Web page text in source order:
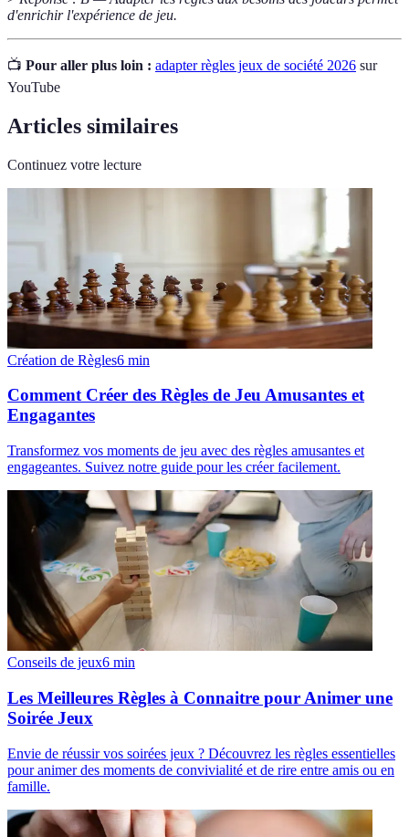
d'enrichir l'expérience de jeu.
📺 Pour aller plus loin : adapter règles jeux de société 2026 sur
YouTube
Articles similaires
Continuez votre lecture
Création de Règles6 min
Comment Créer des Règles de Jeu Amusantes et
Engagantes
Transformez vos moments de jeu avec des règles amusantes et
engageantes. Suivez notre guide pour les créer facilement.
Conseils de jeux6 min
Les Meilleures Règles à Connaitre pour Animer une
Soirée Jeux
Envie de réussir vos soirées jeux ? Découvrez les règles essentielles
pour animer des moments de convivialité et de rire entre amis ou en
famille.